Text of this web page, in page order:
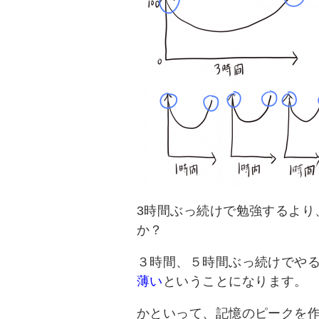
3時間ぶっ続けで勉強するよ
か？
３時間、５時間ぶっ続けでや
薄い ということになります。
かといって、記憶のピークを